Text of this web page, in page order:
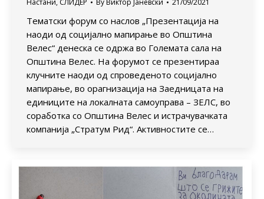
Тематски форум со наслов „Презентација на
наоди од социјално мапирање во Општина
Велес“ денеска се одржа во Големата сала на
Општина Велес. На форумот се презентираа
клучните наоди од спроведеното социјално
мапирање, во орагнизација на Заедницата на
единиците на локалната самоуправа – ЗЕЛС, во
соработка со Општина Велес и истрачувачката
компанија „Стратум Рид“. Активностите се…